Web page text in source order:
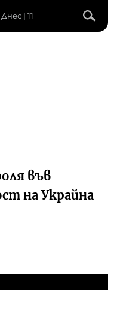
Днес | 11
във
на Украйна